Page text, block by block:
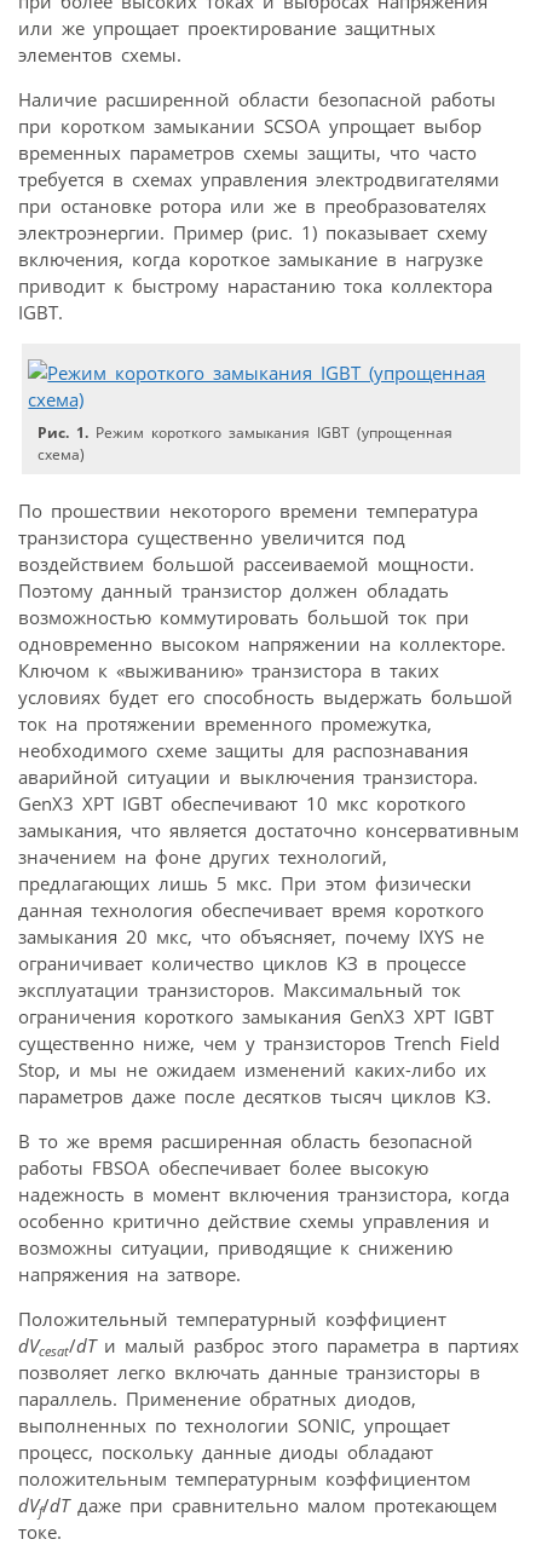
или же упрощает проектирование защитных
элементов схемы.
Наличие расширенной области безопасной работы
при коротком замыкании SCSOA упрощает выбор
временных параметров схемы защиты, что часто
требуется в схемах управления электродвигателями
при остановке ротора или же в преобразователях
электроэнергии. Пример (рис. 1) показывает схему
включения, когда короткое замыкание в нагрузке
приводит к быстрому нарастанию тока коллектора
IGBT.
Рис. 1. Режим короткого замыкания IGBT (упрощенная
схема)
По прошествии некоторого времени температура
транзистора существенно увеличится под
воздействием большой рассеиваемой мощности.
Поэтому данный транзистор должен обладать
возможностью коммутировать большой ток при
одновременно высоком напряжении на коллекторе.
Ключом к «выживанию» транзистора в таких
условиях будет его способность выдержать большой
ток на протяжении временного промежутка,
необходимого схеме защиты для распознавания
аварийной ситуации и выключения транзистора.
GenX3 XPT IGBT обеспечивают 10 мкс короткого
замыкания, что является достаточно консервативным
значением на фоне других технологий,
предлагающих лишь 5 мкс. При этом физически
данная технология обеспечивает время короткого
замыкания 20 мкс, что объясняет, почему IXYS не
ограничивает количество циклов КЗ в процессе
эксплуатации транзисторов. Максимальный ток
ограничения короткого замыкания GenX3 XPT IGBT
существенно ниже, чем у транзисторов Trench Field
Stop, и мы не ожидаем изменений каких-либо их
параметров даже после десятков тысяч циклов КЗ.
В то же время расширенная область безопасной
работы FBSOA обеспечивает более высокую
надежность в момент включения транзистора, когда
особенно критично действие схемы управления и
возможны ситуации, приводящие к снижению
напряжения на затворе.
Положительный температурный коэффициент
dVcesat/dTи малый разброс этого параметра в партиях
позволяет легко включать данные транзисторы в
параллель. Применение обратных диодов,
выполненных по технологии SONIC, упрощает
процесс, поскольку данные диоды обладают
положительным температурным коэффициентом
dVf/dTдаже при сравнительно малом протекающем
токе.